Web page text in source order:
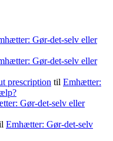
Gør-det-selv eller
Gør-det-selv eller
prescription til Emhætter:
Gør-det-selv eller
Emhætter: Gør-det-selv